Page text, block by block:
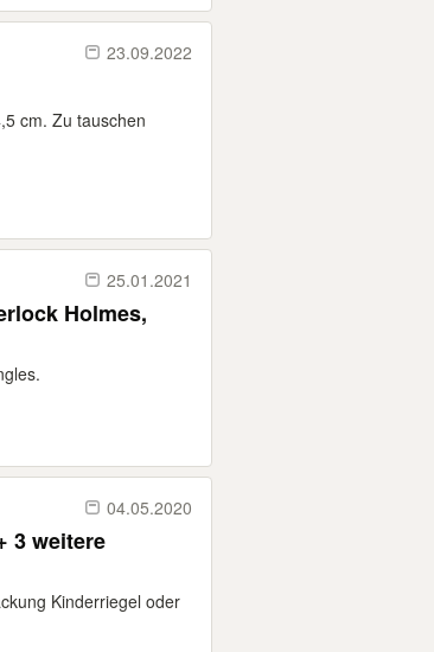
23.09.2022
cm. Zu tauschen
25.01.2021
Holmes,
04.05.2020
3 weitere
Kinderriegel oder